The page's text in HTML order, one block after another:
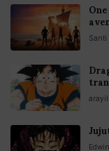
Santi
arayil